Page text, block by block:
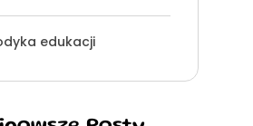
edukacji